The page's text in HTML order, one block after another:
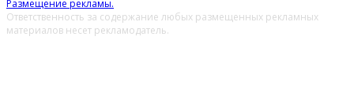
Размещение рекламы.
Ответственность за содержание любых размещенных рекламных
материалов несет рекламодатель.